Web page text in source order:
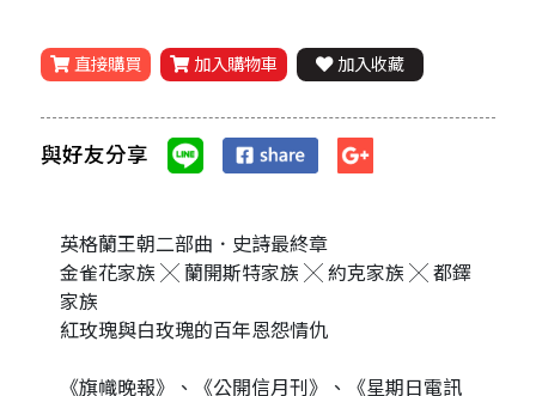
直接購買 加入購物車 加入收藏
與好友分享
英格蘭王朝二部曲．史詩最終章
金雀花家族 ╳ 蘭開斯特家族 ╳ 約克家族 ╳ 都鐸
家族
紅玫瑰與白玫瑰的百年恩怨情仇
《旗幟晚報》、《公開信月刊》、《星期日電訊